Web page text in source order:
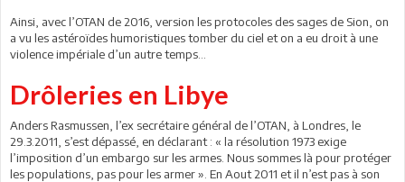
Ainsi, avec l’OTAN de 2016, version les protocoles des sages de Sion, on
a vu les astéroïdes humoristiques tomber du ciel et on a eu droit à une
violence impériale d’un autre temps...
Drôleries en Libye
Anders Rasmussen, l’ex secrétaire général de l’OTAN, à Londres, le
29.3.2011, s’est dépassé, en déclarant : « la résolution 1973 exige
l’imposition d’un embargo sur les armes. Nous sommes là pour protéger
les populations, pas pour les armer ». En Aout 2011 et il n’est pas à son